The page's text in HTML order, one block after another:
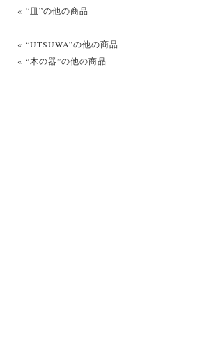
« “皿”の他の商品
« “UTSUWA”の他の商品
« “木の器”の他の商品